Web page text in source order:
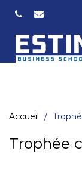
Accueil
Trophée